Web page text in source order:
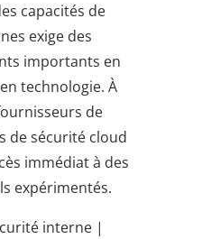
capacités de
exige des
importants en
technologie. À
de
de sécurité cloud
immédiat à des
expérimentés.
interne |